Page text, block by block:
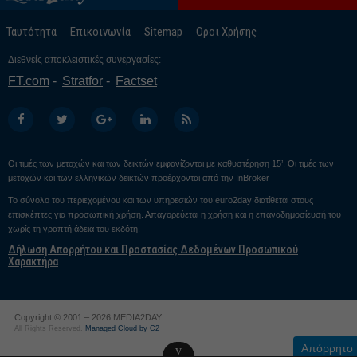
Ταυτότητα Επικοινωνία Sitemap Οροι Χρήσης
Διεθνείς αποκλειστικές συνεργασίες:
FT.com Stratfor Factset
Οι τιμές των μετοχών και των δεικτών εμφανίζονται με καθυστέρηση 15’. Οι τιμές των
μετοχών και των ελληνικών δεικτών προέρχονται από την InBroker
Το σύνολο του περιεχομένου και των υπηρεσιών του euro2day διατίθεται στους
επισκέπτες για προσωπική χρήση. Απαγορεύεται η χρήση και η επαναδημοσίευσή του
χωρίς τη γραπτή άδεια του εκδότη.
Δήλωση Απορρήτου και Προστασίας Δεδομένων Προσωπικού
Χαρακτήρα
Copyright © 2001 – 2026 MEDIA2DAY
All Rights Reserved. Managed Cloud by C2
v Απόρρητο